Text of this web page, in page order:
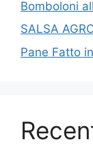
Bomboloni
SALSA
Pane Fatto